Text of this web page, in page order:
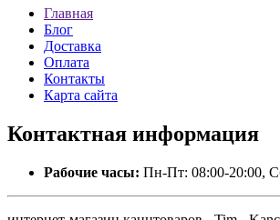
Главная
Блог
Доставка
Оплата
Контакты
Карта сайта
Контактная информация
Рабочие часы: Пн-Пт: 08:00-20:00,